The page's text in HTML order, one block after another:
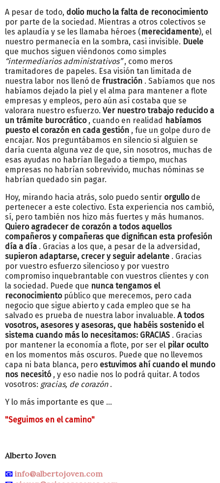
A pesar de todo, dolio mucho la falta de reconocimiento
por parte de la sociedad. Mientras a otros colectivos se
les aplaudía y se les llamaba héroes ( merecidamente), el
nuestro permanecía en la sombra, casi invisible. Duele
que muchos siguen viéndonos como simples
“intermediarios administrativos”, como meros
tramitadores de papeles. Esa visión tan limitada de
nuestra labor nos llenó de frustración . Sabíamos que nos
habíamos dejado la piel y el alma para mantener a flote
empresas y empleos, pero aún así costaba que se
valorara nuestro esfuerzo. Ver nuestro trabajo reducido a
un trámite burocrático, cuando en realidad habíamos
puesto el corazón en cada gestión , fue un golpe duro de
encajar. Nos preguntábamos en silencio si alguien se
daría cuenta alguna vez de que, sin nosotros, muchas de
esas ayudas no habrían llegado a tiempo, muchas
empresas no habrían sobrevivido, muchas nóminas se
habrían quedado sin pagar.
Hoy, mirando hacia atrás, solo puedo sentir orgullode
pertenecer a este colectivo. Esta experiencia nos cambió,
sí, pero también nos hizo más fuertes y más humanos.
Quiero agradecer de corazón a todos aquellos
compañeros y compañeras que dignifican esta profesión
día a día . Gracias a los que, a pesar de la adversidad,
supieron adaptarse, crecer y seguir adelante . Gracias
por vuestro esfuerzo silencioso y por vuestro
compromiso inquebrantable con vuestros clientes y con
la sociedad. Puede que nunca tengamos el
reconocimientopúblico que merecemos, pero cada
negocio que sigue abierto y cada empleo que se ha
salvado es prueba de nuestra labor invaluable. A todos
vosotros, asesores y asesoras, que habéis sostenido el
sistema cuando más lo necesitamos: GRACIAS . Gracias
por mantener la economía a flote, por ser el pilar oculto
en los momentos más oscuros. Puede que no llevemos
capa ni bata blanca, pero estuvimos ahí cuando el mundo
nos necesitó, y eso nadie nos lo podrá quitar. A todos
vosotros: gracias, de corazón.
Y lo más importante es que ...
"Seguimos en el camino"
Alberto Joven
📧 info@albertojoven.com